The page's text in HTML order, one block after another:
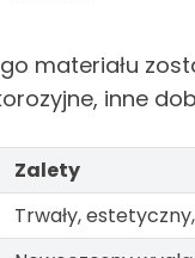
materiału
inne
Zalety
Trwały,